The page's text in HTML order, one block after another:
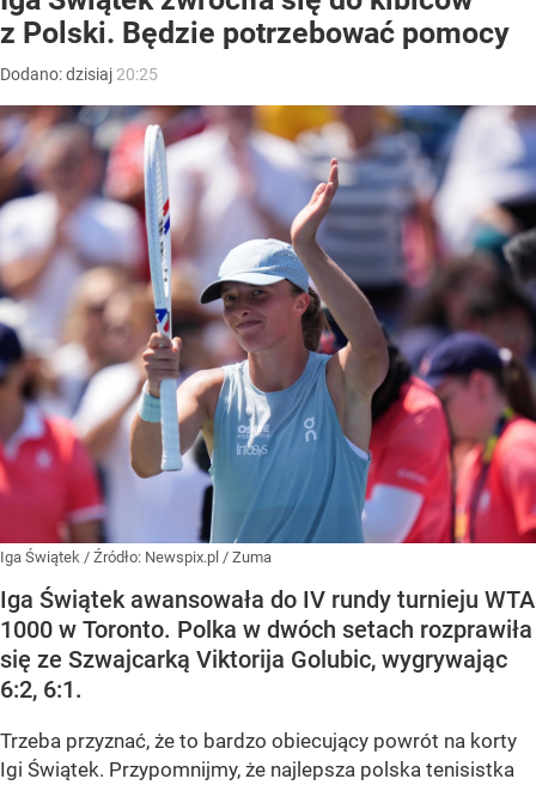
z Polski. Będzie potrzebować pomocy
Dodano:dzisiaj 20:25
Iga Świątek / Źródło: Newspix.pl / Zuma
Iga Świątek awansowała do IV rundy turnieju WTA
1000 w Toronto. Polka w dwóch setach rozprawiła
się ze Szwajcarką Viktorija Golubic, wygrywając
6:2, 6:1.
Trzeba przyznać, że to bardzo obiecujący powrót na korty
Igi Świątek. Przypomnijmy, że najlepsza polska tenisistka